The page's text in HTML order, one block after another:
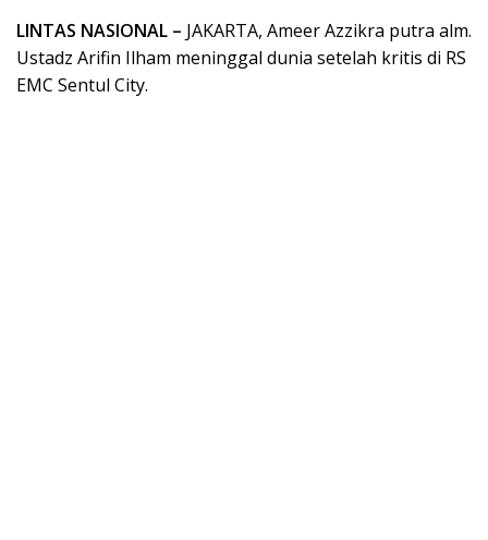
LINTAS NASIONAL – JAKARTA, Ameer Azzikra putra alm.
Ustadz Arifin Ilham meninggal dunia setelah kritis di RS
EMC Sentul City.